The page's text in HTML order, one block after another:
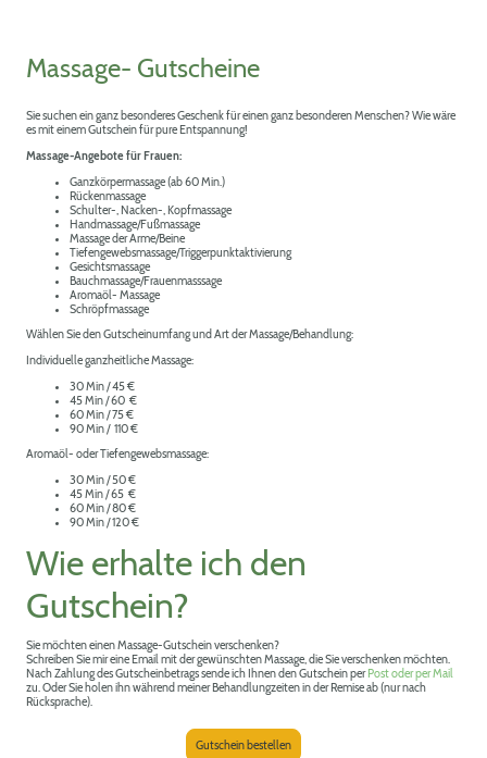
Massage- Gutscheine
Sie suchen ein ganz besonderes Geschenk für einen ganz besonderen Menschen? Wie wäre
es mit einem Gutschein für pure Entspannung!
Massage-Angebote für Frauen:
Ganzkörpermassage (ab 60 Min.)
Rückenmassage
Schulter-, Nacken-, Kopfmassage
Handmassage/Fußmassage
Massage der Arme/Beine
Tiefengewebsmassage/Triggerpunktaktivierung
Gesichtsmassage
Bauchmassage/Frauenmasssage
Aromaöl- Massage
Schröpfmassage
Wählen Sie den Gutscheinumfang und Art der Massage/Behandlung:
Individuelle ganzheitliche Massage:
30 Min / 45 €
45 Min / 60 €
60 Min / 75 €
90 Min / 110 €
Aromaöl- oder Tiefengewebsmassage:
30 Min / 50 €
45 Min / 65 €
60 Min / 80 €
90 Min / 120 €
Wie erhalte ich den
Gutschein?
Sie möchten einen Massage-Gutschein verschenken?
Schreiben Sie mir eine Email mit der gewünschten Massage, die Sie verschenken möchten.
Nach Zahlung des Gutscheinbetrags sende ich Ihnen den Gutschein perPost oder per Mail
zu. Oder Sie holen ihn während meiner Behandlungzeiten in der Remise ab (nur nach
Rücksprache).
Gutschein bestellen